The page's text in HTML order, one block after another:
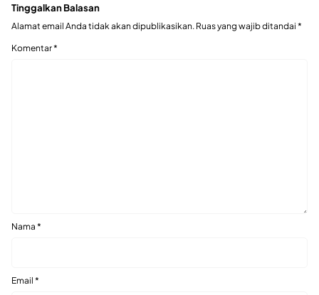
Tinggalkan Balasan
Alamat email Anda tidak akan dipublikasikan. Ruas yang wajib ditandai *
Komentar*
Nama *
Email *